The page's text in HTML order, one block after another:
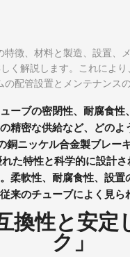
徴、材料と製造、設置、
く解説します。これによ
配管設置とメンテナンス
ーブの密閉性、耐腐食
精密な供給など、どの
ニッケル合金製ブレー
た特性と科学的に設計
柔軟性、耐腐食性、設
のチューブによく見ら
換性と安
ク」